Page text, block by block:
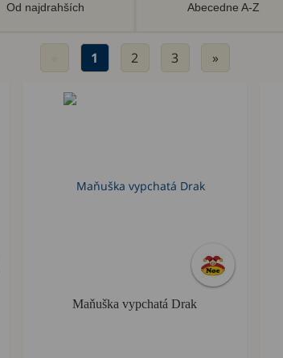
Od najdrahších Abecedne A-Z
1 2 3 »
Maňuška vypchatá Drak